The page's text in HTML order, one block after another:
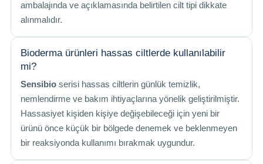
ambalajında ve açıklamasında belirtilen cilt tipi dikkate
alınmalıdır.
Bioderma ürünleri hassas ciltlerde kullanılabilir
mi?
Sensibio serisi hassas ciltlerin günlük temizlik,
nemlendirme ve bakım ihtiyaçlarına yönelik geliştirilmiştir.
Hassasiyet kişiden kişiye değişebileceği için yeni bir
ürünü önce küçük bir bölgede denemek ve beklenmeyen
bir reaksiyonda kullanımı bırakmak uygundur.